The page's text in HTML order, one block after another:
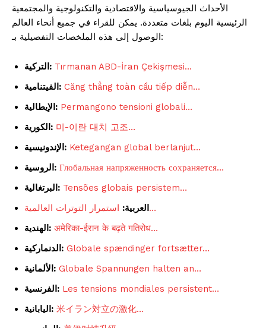
الأحداث الجيوسياسية والاقتصادية والتكنولوجية والمجتمعية
الرئيسية اليوم بلغات متعددة. يمكن للقراء في جميع أنحاء العالم
الوصول إلى هذه الملخصات التفصيلية بـ:
التركية: Tırmanan ABD-İran Çekişmesi…
الفيتنامية: Căng thẳng toàn cầu tiếp diễn…
الإيطالية: Permangono tensioni globali…
الكورية: 미-이란 대치 고조…
الإندونيسية: Ketegangan global berlanjut…
الروسية: Глобальная напряженность сохраняется…
البرتغالية: Tensões globais persistem…
العربية: استمرار التوترات العالمية…
الهندية: अमेरिका-ईरान के बढ़ते गतिरोध…
الدنماركية: Globale spændinger fortsætter…
الألمانية: Globale Spannungen halten an…
الفرنسية: Les tensions mondiales persistent…
اليابانية: 米イラン対立の激化…